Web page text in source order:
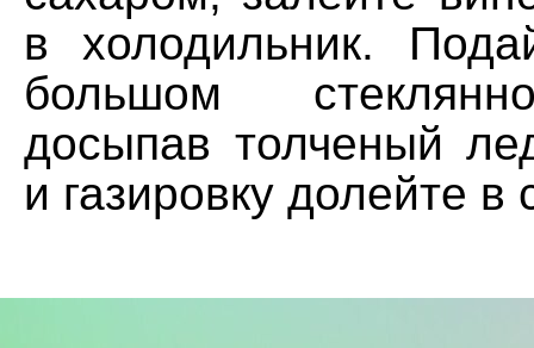
в холодильник.
большом
досыпав толченый
и газировку долейте в